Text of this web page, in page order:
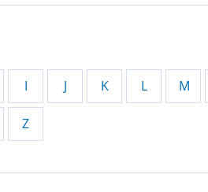
I J K L M
Z